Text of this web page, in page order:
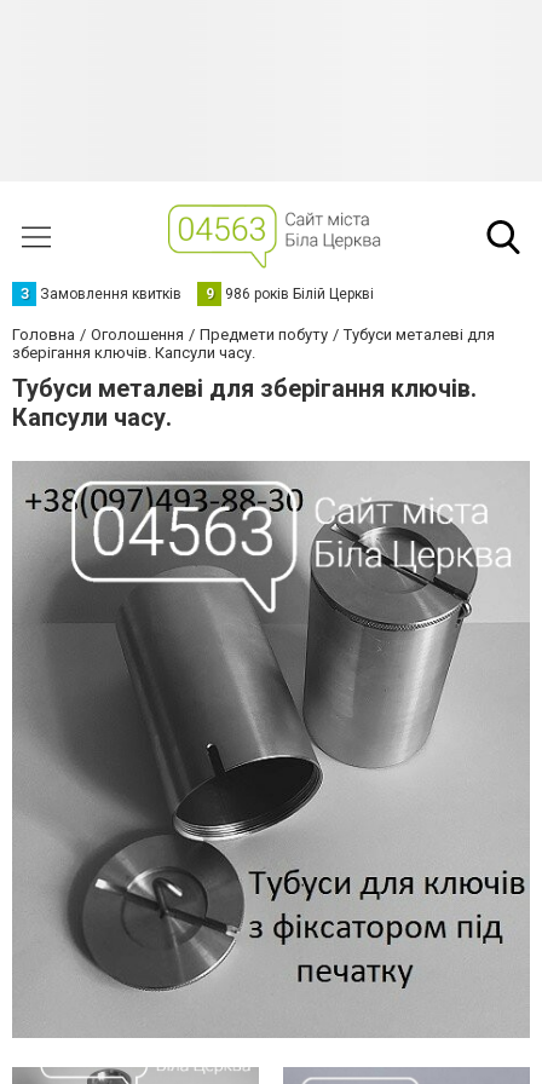
З Замовлення квитків 9 986 років Білій Церкві
Головна Оголошення Предмети побуту
Тубуси металеві для
зберігання ключів. Капсули часу.
Тубуси металеві для зберігання ключів.
Капсули часу.